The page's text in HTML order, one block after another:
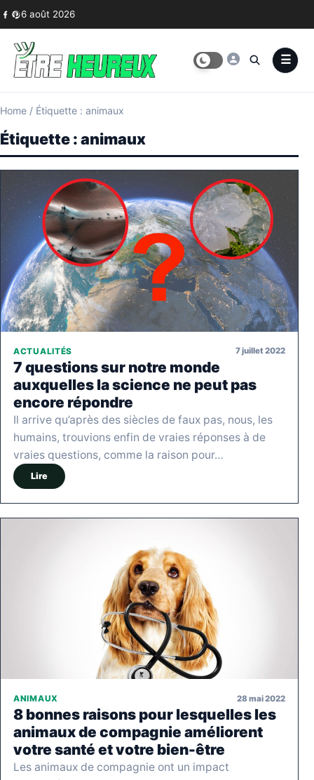
Skip to content
6 août 2026
Home / Étiquette : animaux
Étiquette :animaux
ACTUALITÉS 7 juillet 2022
7 questions sur notre monde
auxquelles la science ne peut pas
encore répondre
Il arrive qu’après des siècles de faux pas, nous, les
humains, trouvions enfin de vraies réponses à de
vraies questions, comme la raison pour…
Lire
ANIMAUX 28 mai 2022
8 bonnes raisons pour lesquelles les
animaux de compagnie améliorent
votre santé et votre bien-être
Les animaux de compagnie ont un impact